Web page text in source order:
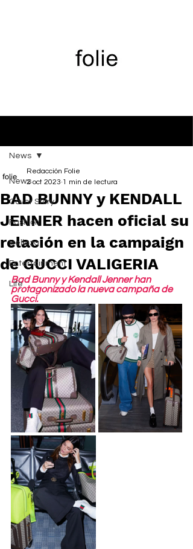
News
Cover Story
Fashion
Belleza
Entertainment
Life
News
BAD BUNNY y KENDALL
JENNER hacen oficial su
relación en la campaign
de GUCCI VALIGERIA
Redacción Folie
2 oct 2023 1 min de lectura
Bad Bunny y Kendall Jenner han
protagonizado la nueva campaña de
Gucci.